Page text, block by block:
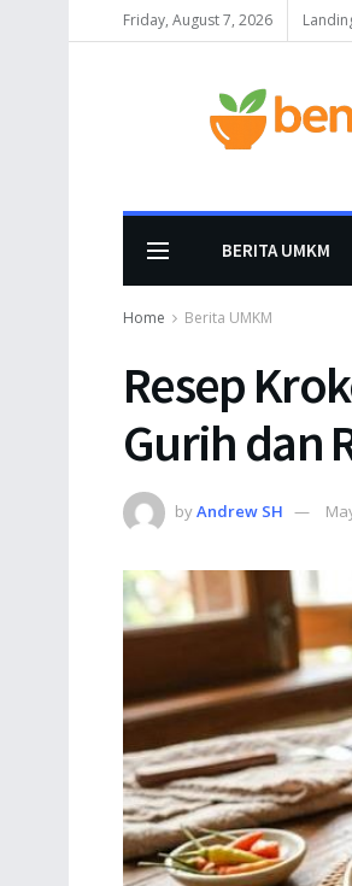
Friday, August 7, 2026
BERITA UMKM
Home Berita UMKM
Resep
Gurih dan
byAndrew SH